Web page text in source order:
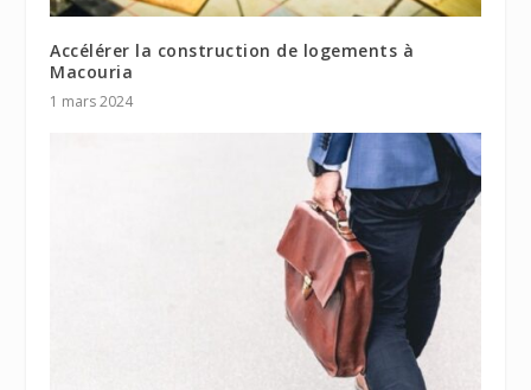
Accélérer la construction de logements à
Macouria
1 mars 2024